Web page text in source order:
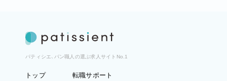
パティシエ、パン職人の選ぶ求人サイトNo.1
トップ 転職サポート